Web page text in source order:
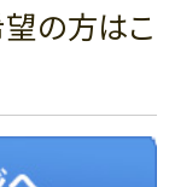
望の方はこ